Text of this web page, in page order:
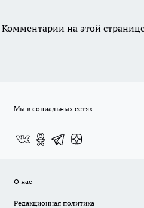
Комментарии на этой
Мы в социальных сетях
О нас
Редакционная политика